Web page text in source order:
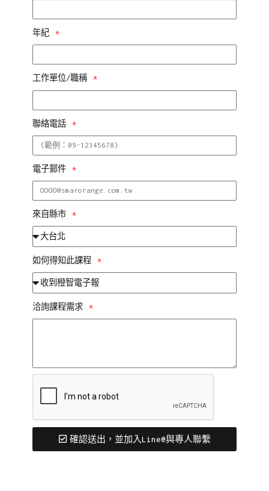
年紀
工作單位/職稱
聯絡電話
電子郵件
來自縣市
如何得知此課程
洽詢課程需求
確認送出，並加入Line@與專人聯繫